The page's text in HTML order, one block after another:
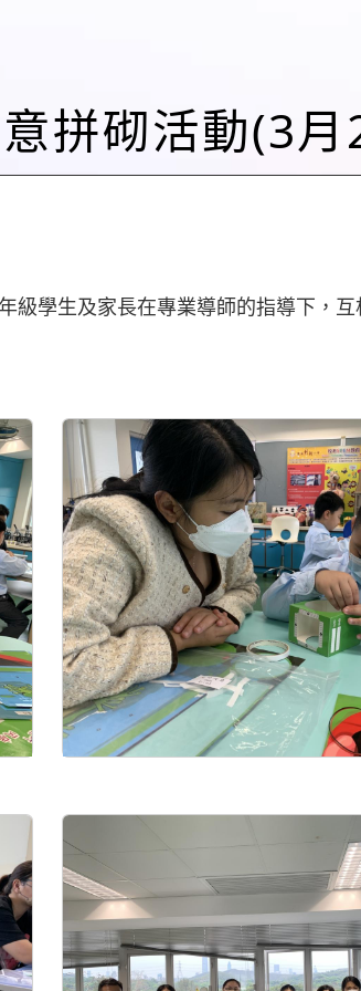
拼砌活動(3月
級學生及家長在專業導師的指導下，